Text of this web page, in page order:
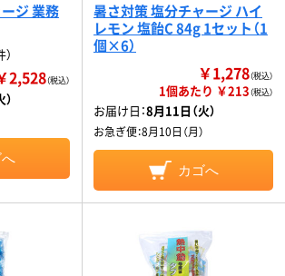
ジ 業務
）
2,528（税込）
暑さ対策 塩分チャージ ハイ
レモン 塩飴C 84g 1セット（1
個×6）
￥1,278（税込）
1個あたり ￥213（税込）
お届け日：8月11日（火）
お急ぎ便：8月10日（月）
カゴへ